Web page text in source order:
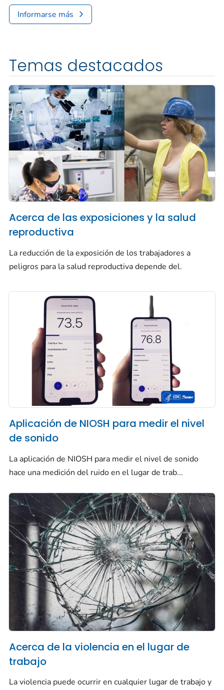
Informarse más
Temas destacados
Acerca de las exposiciones y la salud
reproductiva
La reducción de la exposición de los trabajadores a
peligros para la salud reproductiva depende del.
Aplicación de NIOSH para medir el nivel
de sonido
La aplicación de NIOSH para medir el nivel de sonido
hace una medición del ruido en el lugar de trab...
Acerca de la violencia en el lugar de
trabajo
La violencia puede ocurrir en cualquier lugar de trabajo y